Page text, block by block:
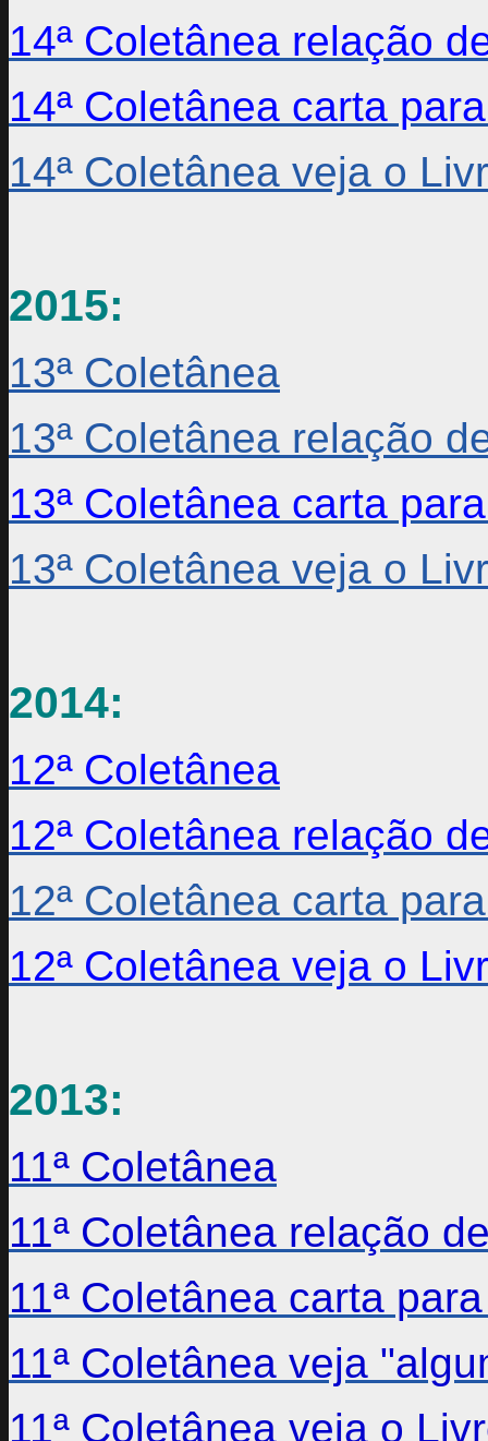
14ª Coletânea relação
14ª Coletânea carta
14ª Coletânea veja o
2015:
13ª Coletânea
13ª Coletânea relação
13ª Coletânea carta
13ª Coletânea veja o
2014:
12ª Coletânea
12ª Coletânea relação
12ª Coletânea carta
12ª Coletânea veja o
2013:
11ª Coletânea
11ª Coletânea relação
11ª Coletânea carta
11ª Coletânea veja
11ª Coletânea veja o